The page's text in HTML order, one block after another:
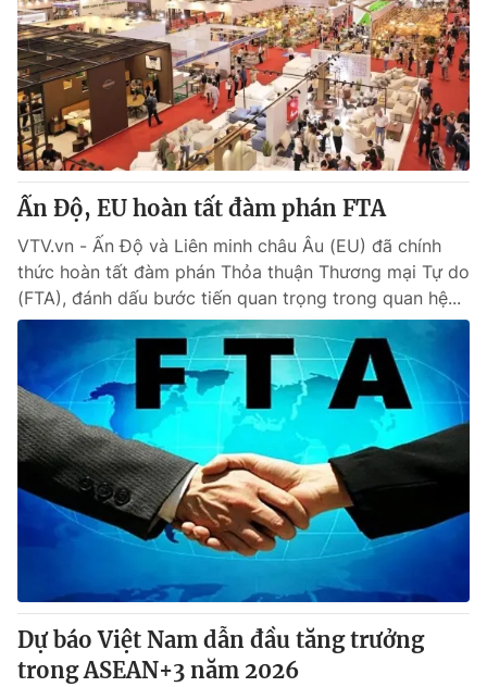
® Cấm sao chép dưới mọi hình thức nếu không có sự chấp
thuận bằng văn bản. Ghi rõ nguồn VTV.vn khi phát hành lại
thông tin từ website này.
Ấn Độ, EU hoàn tất đàm phán FTA
VTV.vn - Ấn Độ và Liên minh châu Âu (EU) đã chính
thức hoàn tất đàm phán Thỏa thuận Thương mại Tự do
(FTA), đánh dấu bước tiến quan trọng trong quan hệ...
Dự báo Việt Nam dẫn đầu tăng trưởng
trong ASEAN+3 năm 2026